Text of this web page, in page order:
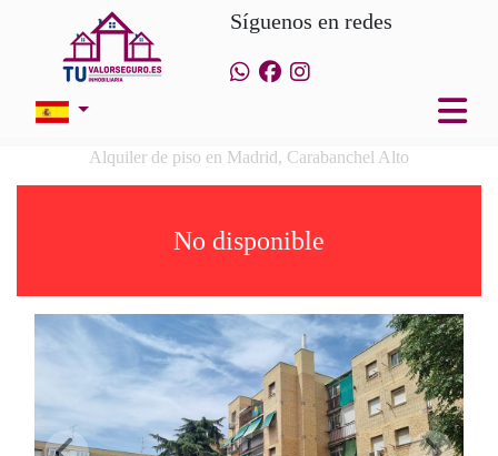
Síguenos en redes
Alquiler de piso en Madrid, Carabanchel Alto
No disponible